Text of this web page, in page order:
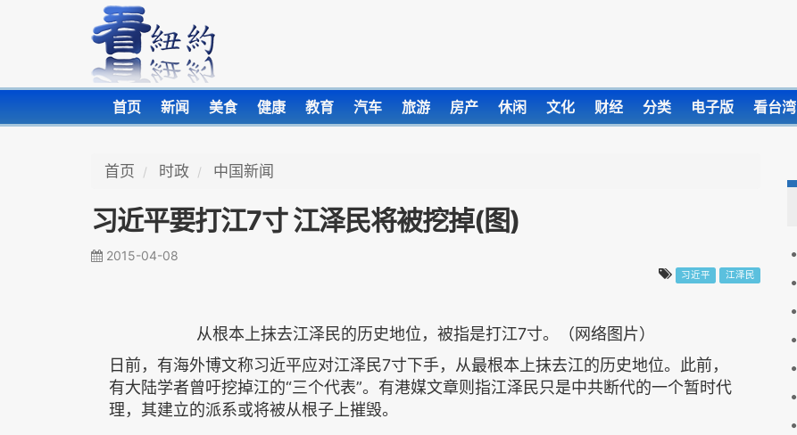
首页 新闻 美食 健康 教育 汽车 旅游 房产 休闲 文化 财经 分类 电子版 看台湾
首页 时政 中国新闻
习近平要打江7寸 江泽民将被挖掉(图)
2015-04-08
习近平 江泽民
从根本上抹去江泽民的历史地位，被指是打江7寸。（网络图片）
日前，有海外博文称习近平应对江泽民7寸下手，从最根本上抹去江的历史地位。此前，
有大陆学者曾吁挖掉江的“三个代表”。有港媒文章则指江泽民只是中共断代的一个暂时代
理，其建立的派系或将被从根子上摧毁。